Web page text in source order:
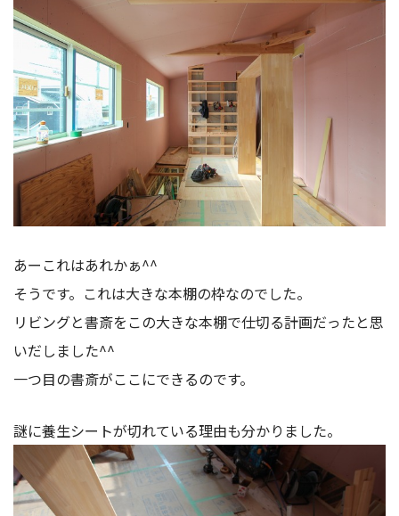
あーこれはあれかぁ^^
そうです。これは大きな本棚の枠なのでした。
リビングと書斎をこの大きな本棚で仕切る計画だったと思
いだしました^^
一つ目の書斎がここにできるのです。
謎に養生シートが切れている理由も分かりました。